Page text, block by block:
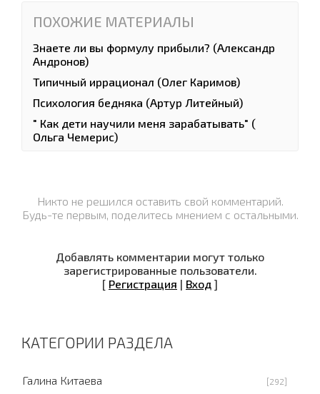
ПОХОЖИЕ МАТЕРИАЛЫ
Знаете ли вы формулу прибыли? (Александр
Андронов)
Типичный иррационал (Олег Каримов)
Психология бедняка (Артур Литейный)
" Как дети научили меня зарабатывать" (
Ольга Чемерис)
Никто не решился оставить свой комментарий.
Будь-те первым, поделитесь мнением с остальными.
Добавлять комментарии могут только
зарегистрированные пользователи.
[ Регистрация | Вход ]
КАТЕГОРИИ РАЗДЕЛА
Галина Китаева [292]